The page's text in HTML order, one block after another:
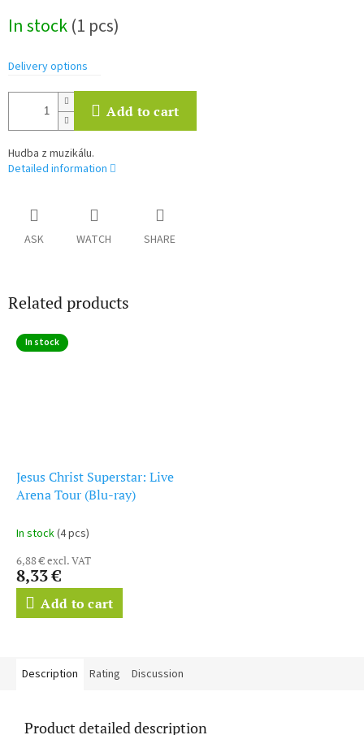
price:
In stock(1 pcs)
Delivery options
Add to cart
Hudba z muzikálu.
Detailed information
ASK WATCH SHARE
Related products
In stock
Jesus Christ Superstar: Live
Arena Tour (Blu-ray)
In stock(4 pcs)
6,88 € excl. VAT
8,33 €
Add to cart
Description Rating Discussion
Product detailed description